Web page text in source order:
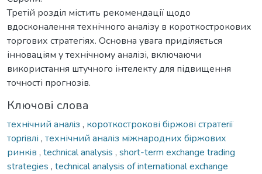
Третій розділ містить рекомендації щодо
вдосконалення технічного аналізу в короткострокових
торгових стратегіях. Основна увага приділяється
інноваціям у технічному аналізі, включаючи
використання штучного інтелекту для підвищення
точності прогнозів.
Ключові слова
технiчний аналiз , короткострокові бiржові стратеriї
тopriвлі , технічний аналіз мiжнародних бiржових
ринкiв , technical analysis , short-term exchange trading
strategies , technical analysis of international exchange